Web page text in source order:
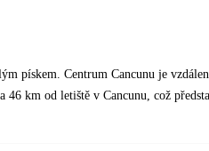
pískem. Centrum Cancunu je
46 km od letiště v Cancunu, což